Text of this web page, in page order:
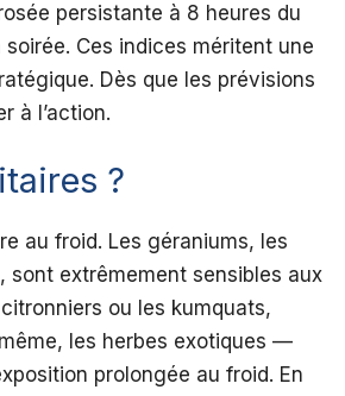
persistante à 8 heures du
Ces indices méritent une
Dès que les prévisions
à l’action.
?
au froid. Les géraniums, les
sont extrêmement sensibles aux
ou les kumquats,
les herbes exotiques —
prolongée au froid. En